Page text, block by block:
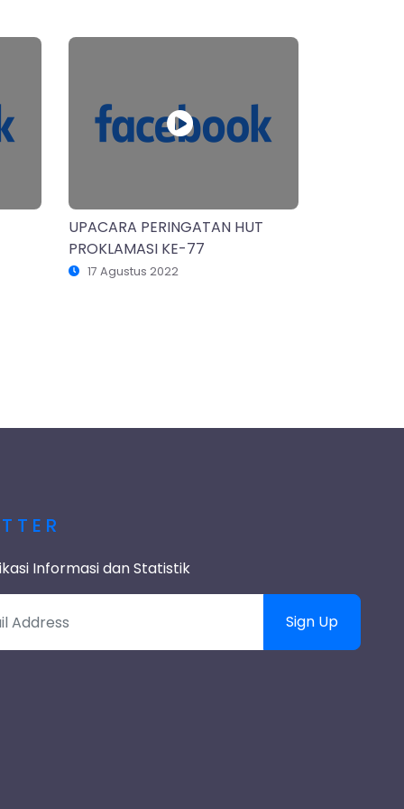
UPACARA PERINGATAN HUT
PROKLAMASI KE-77
17 Agustus 2022
Informasi dan Statistik
Sign Up